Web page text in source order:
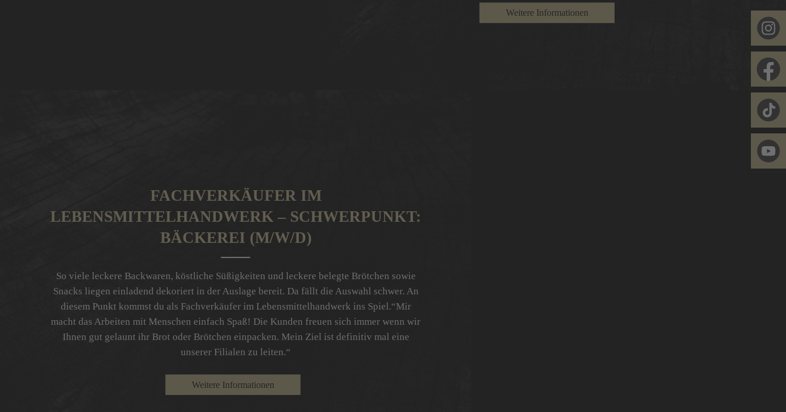
Weitere Informationen
FACHVERKÄUFER IM
LEBENSMITTELHANDWERK – SCHWERPUNKT:
BÄCKEREI (M/W/D)
So viele leckere Backwaren, köstliche Süßigkeiten und leckere belegte Brötchen sowie
Snacks liegen einladend dekoriert in der Auslage bereit. Da fällt die Auswahl schwer. An
diesem Punkt kommst du als Fachverkäufer im Lebensmittelhandwerk ins Spiel.“Mir
macht das Arbeiten mit Menschen einfach Spaß! Die Kunden freuen sich immer wenn wir
Ihnen gut gelaunt ihr Brot oder Brötchen einpacken. Mein Ziel ist definitiv mal eine
unserer Filialen zu leiten.“
Weitere Informationen